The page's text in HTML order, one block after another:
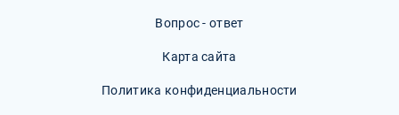
Вопрос - ответ
Карта сайта
Политика конфиденциальности